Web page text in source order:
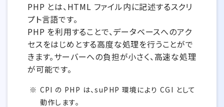
PHP とは、HTML ファイル内に記述するスクリ
プト言語です。
PHP を利用することで、データベースへのアク
セスをはじめとする高度な処理を行うことがで
きます。サーバーへの負担が小さく、高速な処理
が可能です。
CPI の PHP は、suPHP 環境により CGI として
動作します。